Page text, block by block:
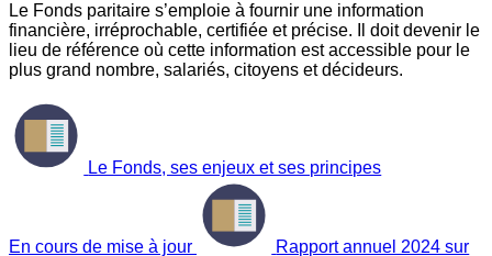
Le Fonds paritaire s’emploie à fournir une information
financière, irréprochable, certifiée et précise. Il doit devenir le
lieu de référence où cette information est accessible pour le
plus grand nombre, salariés, citoyens et décideurs.
Le Fonds, ses enjeux et ses principes
En cours de mise à jour
Rapport annuel 2024 sur